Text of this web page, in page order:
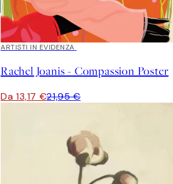
40%*
ARTISTI IN EVIDENZA
Rachel Joanis - Compassion Poster
Da 13,17 €21,95 €